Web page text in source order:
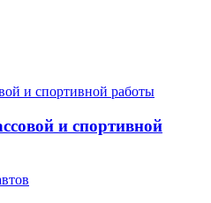
и спортивной